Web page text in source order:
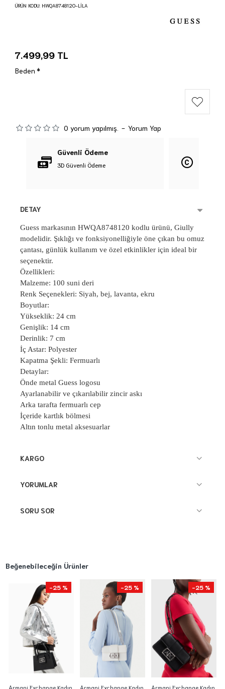
0 yorum yapılmış. - Yorum Yap
7.499,99 TL
ÜRÜN KODU: HWQA8748120-LİLA
Beden
Güvenli Ödeme
3D Güvenli Ödeme
DETAY
Guess markasının HWQA8748120 kodlu ürünü, Giully
modelidir. Şıklığı ve fonksiyonelliğiyle öne çıkan bu omuz
çantası, günlük kullanım ve özel etkinlikler için ideal bir
seçenektir.
Özellikleri:
Malzeme: 100 suni deri
Renk Seçenekleri: Siyah, bej, lavanta, ekru
Boyutlar:
Yükseklik: 24 cm
Genişlik: 14 cm
Derinlik: 7 cm
İç Astar: Polyester
Kapatma Şekli: Fermuarlı
Detaylar:
Önde metal Guess logosu
Ayarlanabilir ve çıkarılabilir zincir askı
Arka tarafta fermuarlı cep
İçeride kartlık bölmesi
Altın tonlu metal aksesuarlar
KARGO
YORUMLAR
SORU SOR
Beğenebileceğin Ürünler
-25 %
Armani Exchange Kadın
-25 %
Armani Exchange Kadın
-25 %
Armani Exchange Kadın